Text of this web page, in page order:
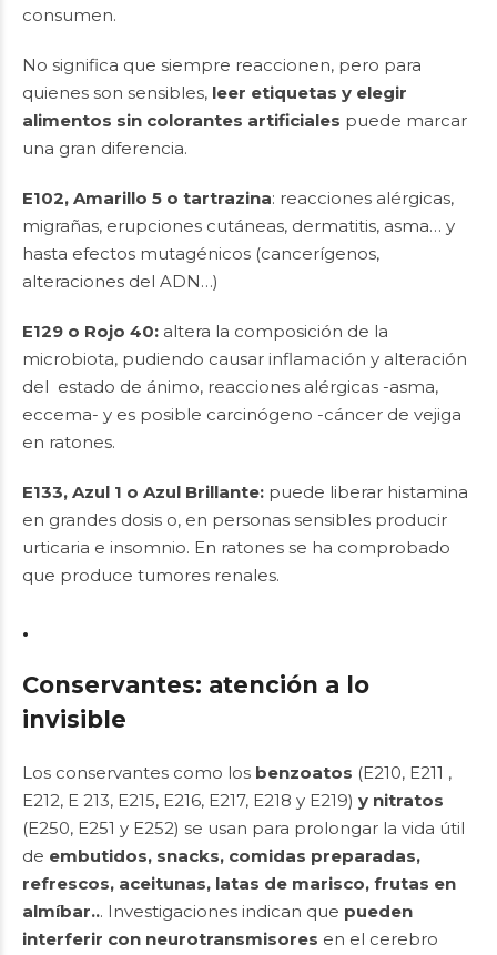
consumen.
No significa que siempre reaccionen, pero para
quienes son sensibles, leer etiquetas y elegir
alimentos sin colorantes artificiales puede marcar
una gran diferencia.
E102, Amarillo 5 o tartrazina: reacciones alérgicas,
migrañas, erupciones cutáneas, dermatitis, asma… y
hasta efectos mutagénicos (cancerígenos,
alteraciones del ADN…)
E129 o Rojo 40: altera la composición de la
microbiota, pudiendo causar inflamación y alteración
del estado de ánimo, reacciones alérgicas -asma,
eccema- y es posible carcinógeno -cáncer de vejiga
en ratones.
E133, Azul 1 o Azul Brillante: puede liberar histamina
en grandes dosis o, en personas sensibles producir
urticaria e insomnio. En ratones se ha comprobado
que produce tumores renales.
.
Conservantes: atención a lo
invisible
Los conservantes como los benzoatos (E210, E211 ,
E212, E 213, E215, E216, E217, E218 y E219) y nitratos
(E250, E251 y E252) se usan para prolongar la vida útil
de embutidos, snacks, comidas preparadas,
refrescos, aceitunas, latas de marisco, frutas en
almíbar... Investigaciones indican que pueden
interferir con neurotransmisores en el cerebro